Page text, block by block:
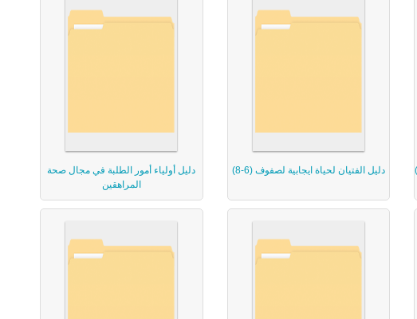
دليل الفتيان لحياة ايجابية لصفوف (6-8)
دليل أولياء أمور الطلبة في مجال صحة
المراهقين